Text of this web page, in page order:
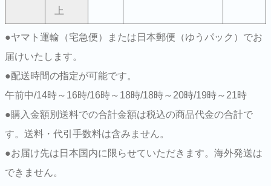
上
●ヤマト運輸（宅急便）または日本郵便（ゆうパック）でお
届けいたします。
●配送時間の指定が可能です。
午前中/14時～16時/16時～18時/18時～20時/19時～21時
●購入金額別送料での合計金額は税込の商品代金の合計で
す。送料・代引手数料は含みません。
●お届け先は日本国内に限らせていただきます。海外発送は
できません。